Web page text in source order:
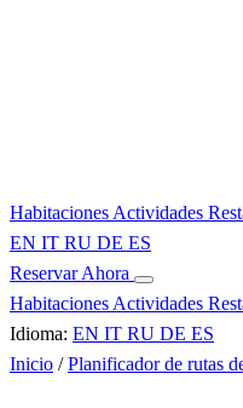
Habitaciones Actividades
EN IT RU DE ES
Reservar Ahora
Habitaciones Actividades
Idioma: EN IT RU DE ES
Inicio / Planificador de rutas